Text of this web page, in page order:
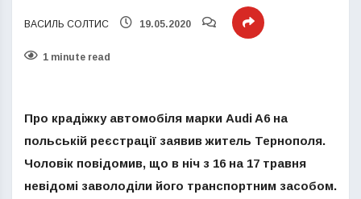
ВАСИЛЬ СОЛТИС 19.05.2020
1 minute read
Про крадіжку автомобіля марки Audi A6 на
польській реєстрації заявив житель Тернополя.
Чоловік повідомив, що в ніч з 16 на 17 травня
невідомі заволоділи його транспортним засобом.